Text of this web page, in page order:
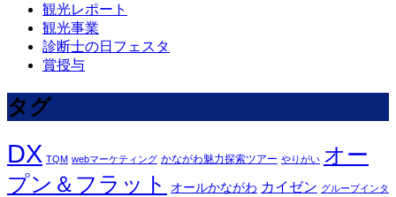
観光レポート
観光事業
診断士の日フェスタ
賞授与
タグ
DX TQM webマーケティング かながわ魅力探索ツアー やりがい オー
プン＆フラット
オールかながわ カイゼン グループインタ